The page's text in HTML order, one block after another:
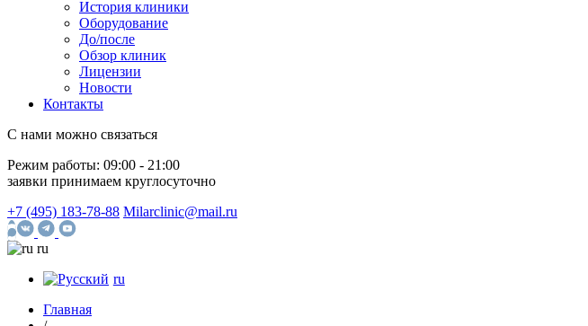
История клиники
Оборудование
До/после
Обзор клиник
Лицензии
Новости
Контакты
С нами можно связаться
Режим работы: 09:00 - 21:00
заявки принимаем круглосуточно
+7 (495) 183-78-88 Milarclinic@mail.ru
ru
ru
Главная